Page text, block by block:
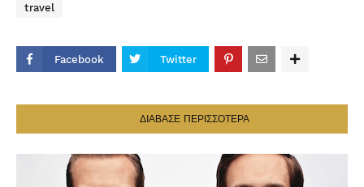
travel
Facebook Twitter
ΔΙΑΒΑΣΕ ΠΕΡΙΣΣΟΤΕΡΑ